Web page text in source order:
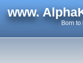
www.
Born to